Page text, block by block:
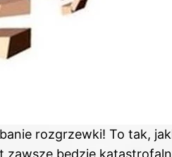
rozgrzewki! To tak,
zawsze będzie